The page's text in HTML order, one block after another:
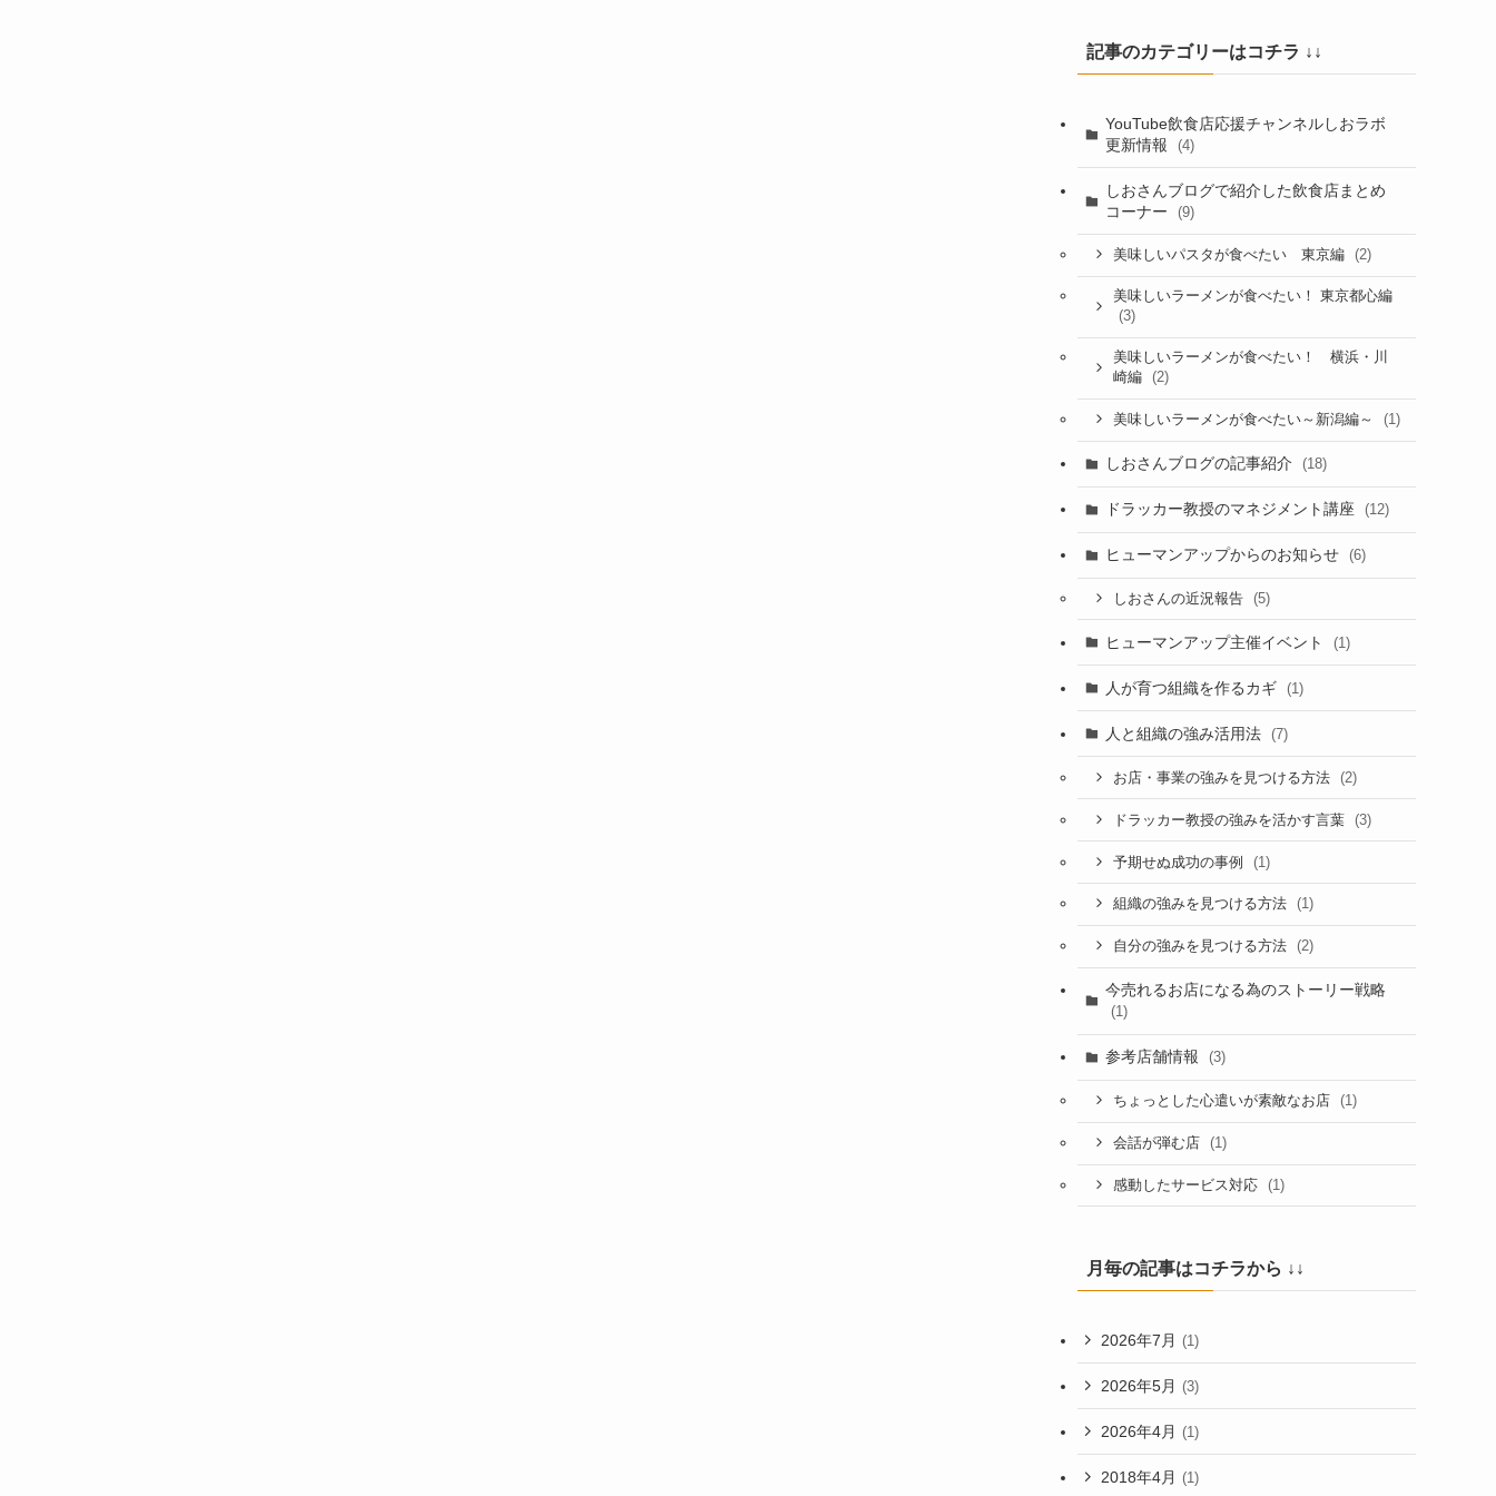
記事のカテゴリーはコチラ ↓↓
YouTube飲食店応援チャンネルしおラボ
更新情報
(4)
しおさんブログで紹介した飲食店まとめ
コーナー
(9)
美味しいパスタが食べたい 東京編 (2)
美味しいラーメンが食べたい！ 東京都心編
(3)
美味しいラーメンが食べたい！ 横浜・川
崎編
(2)
美味しいラーメンが食べたい～新潟編～ (1)
しおさんブログの記事紹介 (18)
ドラッカー教授のマネジメント講座 (12)
ヒューマンアップからのお知らせ (6)
しおさんの近況報告 (5)
ヒューマンアップ主催イベント (1)
人が育つ組織を作るカギ (1)
人と組織の強み活用法 (7)
お店・事業の強みを見つける方法 (2)
ドラッカー教授の強みを活かす言葉 (3)
予期せぬ成功の事例 (1)
組織の強みを見つける方法 (1)
自分の強みを見つける方法 (2)
今売れるお店になる為のストーリー戦略
(1)
参考店舗情報 (3)
ちょっとした心遣いが素敵なお店 (1)
会話が弾む店 (1)
感動したサービス対応 (1)
月毎の記事はコチラから ↓↓
2026年7月 (1)
2026年5月 (3)
2026年4月 (1)
2018年4月 (1)